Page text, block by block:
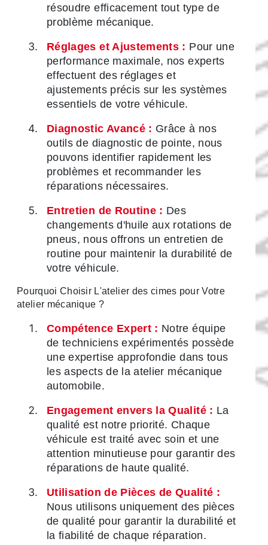
résoudre efficacement tout type de
problème mécanique.
Réglages et Ajustements : Pour une
performance maximale, nos experts
effectuent des réglages et
ajustements précis sur les systèmes
essentiels de votre véhicule.
Diagnostic Avancé : Grâce à nos
outils de diagnostic de pointe, nous
pouvons identifier rapidement les
problèmes et recommander les
réparations nécessaires.
Entretien de Routine : Des
changements d'huile aux rotations de
pneus, nous offrons un entretien de
routine pour maintenir la durabilité de
votre véhicule.
Pourquoi Choisir L'atelier des cimes pour Votre
atelier mécanique ?
Compétence Expert : Notre équipe
de techniciens expérimentés possède
une expertise approfondie dans tous
les aspects de la atelier mécanique
automobile.
Engagement envers la Qualité : La
qualité est notre priorité. Chaque
véhicule est traité avec soin et une
attention minutieuse pour garantir des
réparations de haute qualité.
Utilisation de Pièces de Qualité :
Nous utilisons uniquement des pièces
de qualité pour garantir la durabilité et
la fiabilité de chaque réparation.